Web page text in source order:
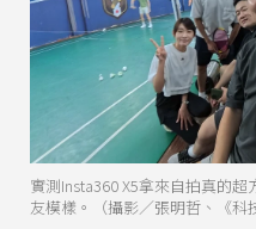
實測Insta360 X5拿來自拍真的
友模樣。（攝影／張明哲、《科